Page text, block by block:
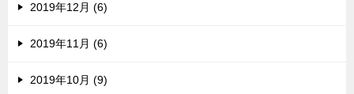
2019年12月 (6)
2019年11月 (6)
2019年10月 (9)